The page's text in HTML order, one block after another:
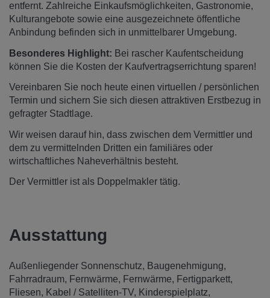
entfernt. Zahlreiche Einkaufsmöglichkeiten, Gastronomie,
Kulturangebote sowie eine ausgezeichnete öffentliche
Anbindung befinden sich in unmittelbarer Umgebung.
Besonderes Highlight: Bei rascher Kaufentscheidung
können Sie die Kosten der Kaufvertragserrichtung sparen!
Vereinbaren Sie noch heute einen virtuellen / persönlichen
Termin und sichern Sie sich diesen attraktiven Erstbezug in
gefragter Stadtlage.
Wir weisen darauf hin, dass zwischen dem Vermittler und
dem zu vermittelnden Dritten ein familiäres oder
wirtschaftliches Naheverhältnis besteht.
Der Vermittler ist als Doppelmakler tätig.
Ausstattung
Außenliegender Sonnenschutz
Baugenehmigung
Fahrradraum
Fernwärme Fernwärme
Fertigparkett
Fliesen
Kabel / Satelliten-TV
Kinderspielplatz